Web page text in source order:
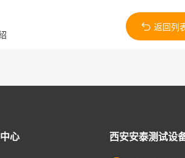
返回列
心 西安安泰测试设